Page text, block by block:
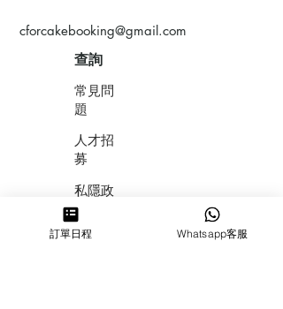
cforcakebooking@gmail.com
查詢
常見問
題
人才招
募
私隱政
策
​積分計
訂單日程 Whatsapp客服